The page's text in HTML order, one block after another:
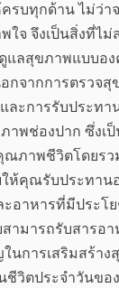
รบทุกด้าน ไม่ว่า
จ จึงเป็นสิ่งที่ไม่
แลสุขภาพแบบอ
กจากการตรวจสุ
ละการรับประท
าพช่องปาก ซึ่งเ
ณภาพชีวิตโดยร
ให้คุณรับประทาน
อาหารที่มีประโ
สามารถรับสารอ
นการเสริมสร้าง
ชีวิตประจำวันข